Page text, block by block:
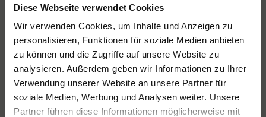
Diese Webseite verwendet Cookies
Wir verwenden Cookies, um Inhalte und Anzeigen zu
personalisieren, Funktionen für soziale Medien anbieten
zu können und die Zugriffe auf unsere Website zu
analysieren. Außerdem geben wir Informationen zu Ihrer
Verwendung unserer Website an unsere Partner für
soziale Medien, Werbung und Analysen weiter. Unsere
Partner führen diese Informationen möglicherweise mit
Für alle Ihre Veranstaltungen
und Feste
Hansen Events ist Ihr Partner für
Veranstaltungen von groß bis klein.